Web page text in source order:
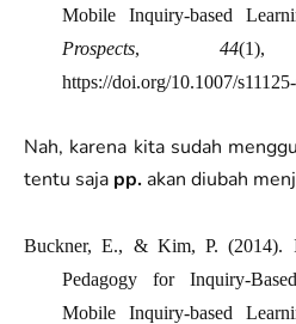
Mobile Inquiry-based
Prospects, 44
https://doi.org/10.1007/
Nah, karena kita sudah
tentu saja pp. akan diubah
Buckner, E., & Kim, P. (2014).
Pedagogy for Inquiry-
Mobile Inquiry-based